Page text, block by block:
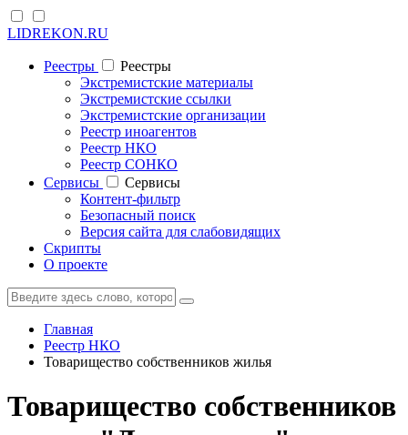
LIDREKON.RU
Реестры
Реестры
Экстремистские материалы
Экстремистские ссылки
Экстремистские организации
Реестр иноагентов
Реестр НКО
Реестр СОНКО
Cервисы
Cервисы
Контент-фильтр
Безопасный поиск
Версия сайта для слабовидящих
Скрипты
О проекте
Главная
Реестр НКО
Товарищество собственников жилья
Товарищество собственников